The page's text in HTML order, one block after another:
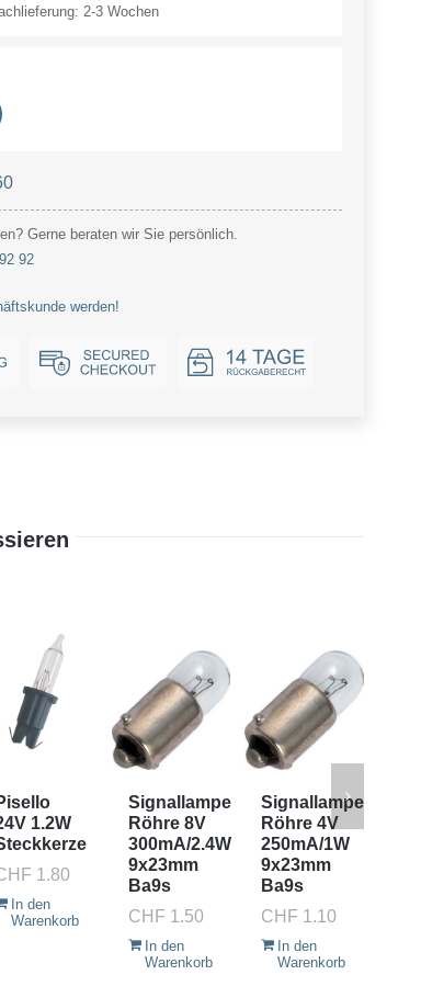
2-3 Wochen
Gerne beraten wir Sie persönlich.
92
werden!
1.2W
1.80
In den
Warenkorb
Signallampe
Röhre 8V
300mA/2.4W
9x23mm
Ba9s
CHF 1.50
In den
Warenkorb
Signallampe
Röhre 4V
250mA/1W
9x23mm
Ba9s
CHF 1.10
In den
Warenkorb